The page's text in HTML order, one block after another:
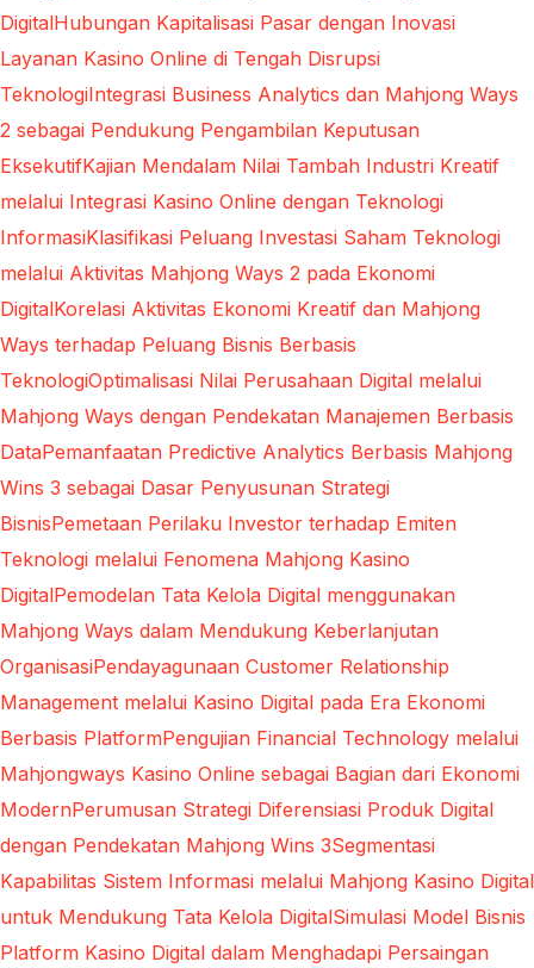
DigitalHubungan Kapitalisasi Pasar dengan Inovasi
Layanan Kasino Online di Tengah Disrupsi
TeknologiIntegrasi Business Analytics dan Mahjong Ways
2 sebagai Pendukung Pengambilan Keputusan
EksekutifKajian Mendalam Nilai Tambah Industri Kreatif
melalui Integrasi Kasino Online dengan Teknologi
InformasiKlasifikasi Peluang Investasi Saham Teknologi
melalui Aktivitas Mahjong Ways 2 pada Ekonomi
DigitalKorelasi Aktivitas Ekonomi Kreatif dan Mahjong
Ways terhadap Peluang Bisnis Berbasis
TeknologiOptimalisasi Nilai Perusahaan Digital melalui
Mahjong Ways dengan Pendekatan Manajemen Berbasis
DataPemanfaatan Predictive Analytics Berbasis Mahjong
Wins 3 sebagai Dasar Penyusunan Strategi
BisnisPemetaan Perilaku Investor terhadap Emiten
Teknologi melalui Fenomena Mahjong Kasino
DigitalPemodelan Tata Kelola Digital menggunakan
Mahjong Ways dalam Mendukung Keberlanjutan
OrganisasiPendayagunaan Customer Relationship
Management melalui Kasino Digital pada Era Ekonomi
Berbasis PlatformPengujian Financial Technology melalui
Mahjongways Kasino Online sebagai Bagian dari Ekonomi
ModernPerumusan Strategi Diferensiasi Produk Digital
dengan Pendekatan Mahjong Wins 3Segmentasi
Kapabilitas Sistem Informasi melalui Mahjong Kasino Digital
untuk Mendukung Tata Kelola DigitalSimulasi Model Bisnis
Platform Kasino Digital dalam Menghadapi Persaingan